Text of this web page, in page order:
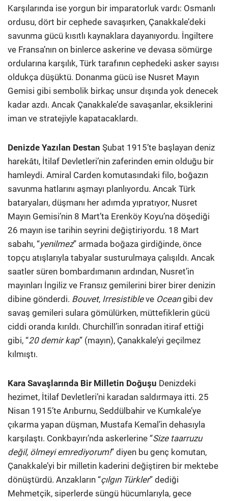
Karşılarında ise yorgun bir imparatorluk vardı: Osmanlı
ordusu, dört bir cephede savaşırken, Çanakkale’deki
savunma gücü kısıtlı kaynaklara dayanıyordu. İngiltere
ve Fransa’nın on binlerce askerine ve devasa sömürge
ordularına karşılık, Türk tarafının cephedeki asker sayısı
oldukça düşüktü. Donanma gücü ise Nusret Mayın
Gemisi gibi sembolik birkaç unsur dışında yok denecek
kadar azdı. Ancak Çanakkale’de savaşanlar, eksiklerini
iman ve stratejiyle kapatacaklardı.
Denizde Yazılan Destan Şubat 1915’te başlayan deniz
harekâtı, İtilaf Devletleri’nin zaferinden emin olduğu bir
hamleydi. Amiral Carden komutasındaki filo, boğazın
savunma hatlarını aşmayı planlıyordu. Ancak Türk
bataryaları, düşmanı her adımda yıpratıyor, Nusret
Mayın Gemisi’nin 8 Mart’ta Erenköy Koyu’na döşediği
26 mayın ise tarihin seyrini değiştiriyordu. 18 Mart
sabahı, “yenilmez” armada boğaza girdiğinde, önce
topçu atışlarıyla tabyalar susturulmaya çalışıldı. Ancak
saatler süren bombardımanın ardından, Nusret’in
mayınları İngiliz ve Fransız gemilerini birer birer denizin
dibine gönderdi. Bouvet, Irresistibleve Oceangibi dev
savaş gemileri sulara gömülürken, müttefiklerin gücü
ciddi oranda kırıldı. Churchill’in sonradan itiraf ettiği
gibi, “20 demir kap” (mayın), Çanakkale’yi geçilmez
kılmıştı.
Kara Savaşlarında Bir Milletin Doğuşu Denizdeki
hezimet, İtilaf Devletleri’ni karadan saldırmaya itti. 25
Nisan 1915’te Arıburnu, Seddülbahir ve Kumkale’ye
çıkarma yapan düşman, Mustafa Kemal’in dehasıyla
karşılaştı. Conkbayırı’nda askerlerine “Size taarruzu
değil, ölmeyi emrediyorum!” diyen bu genç komutan,
Çanakkale’yi bir milletin kaderini değiştiren bir mektebe
dönüştürdü. Anzakların “çılgın Türkler” dediği
Mehmetçik, siperlerde süngü hücumlarıyla, gece